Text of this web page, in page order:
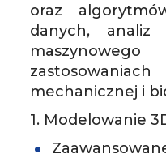
oraz
danych, analiz
mechanicznej i
1. Modelowanie